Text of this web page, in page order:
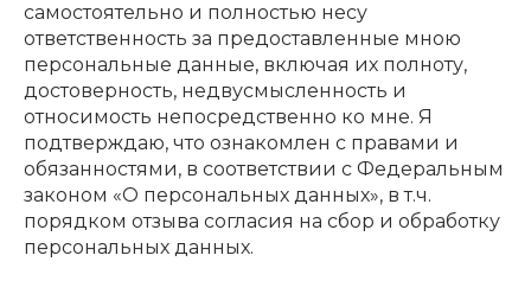
самостоятельно и полностью несу
ответственность за предоставленные мною
персональные данные, включая их полноту,
достоверность, недвусмысленность и
относимость непосредственно ко мне. Я
подтверждаю, что ознакомлен с правами и
обязанностями, в соответствии с Федеральным
законом «О персональных данных», в т.ч.
порядком отзыва согласия на сбор и обработку
персональных данных.